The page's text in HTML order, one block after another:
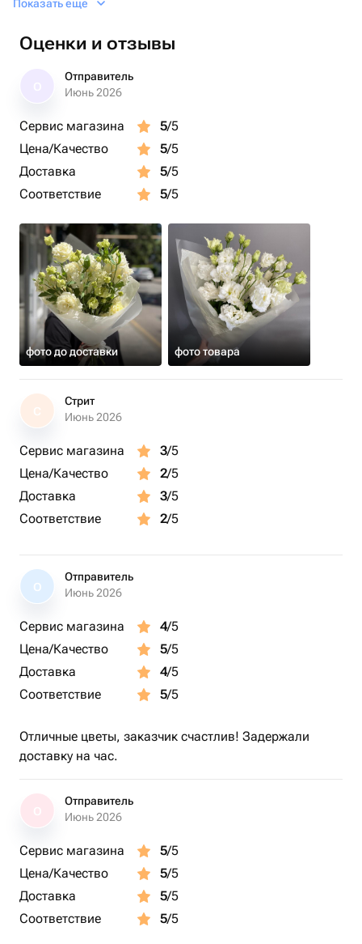
Показать еще
Оценки и отзывы
Отправитель
Июнь 2026
Сервис магазина 5/5
Цена/Качество
5/5
Доставка
5/5
Соответствие
5/5
фото до доставки фото товара
С
Стрит
Июнь 2026
Сервис магазина 3/5
Цена/Качество
2/5
Доставка
3/5
Соответствие
2/5
О
Отправитель
Июнь 2026
Сервис магазина 4/5
Цена/Качество
5/5
Доставка
4/5
Соответствие
5/5
Отличные цветы, заказчик счастлив! Задержали
доставку на час.
Отправитель
Июнь 2026
Сервис магазина 5/5
Цена/Качество
5/5
Доставка
5/5
Соответствие
5/5